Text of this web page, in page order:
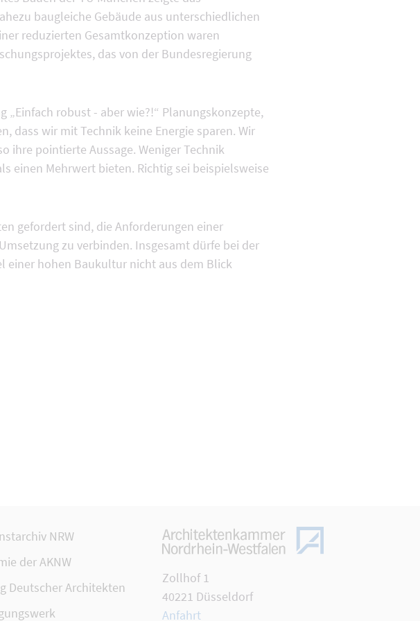
baugleiche Gebäude aus unterschiedlichen
reduzierten Gesamtkonzeption waren
das von der Bundesregierung
„Einfach robust - aber wie?!“ Planungskonzepte,
dass wir mit Technik keine Energie sparen. Wir
ihre pointierte Aussage. Weniger Technik
einen Mehrwert bieten. Richtig sei beispielsweise
gefordert sind, die Anforderungen einer
zu verbinden. Insgesamt dürfe bei der
einer hohen Baukultur nicht aus dem Blick
NRW
der AKNW
Deutscher Architekten
Zollhof 1
40221 Düsseldorf
Anfahrt